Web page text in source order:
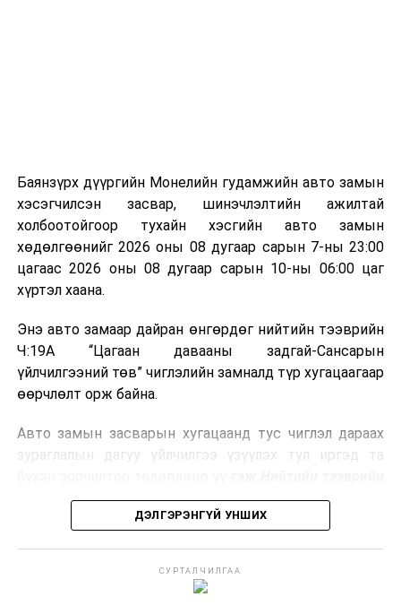
болон дулааны эрчим хүч үйлдвэрлэхэд ашиглаж
болдог. Зарим технологийн хувьд шаталтын дараа
үлдэх үнснээс фосфор зэрэг ашигт эрдсийг сэргээн
авах боломжтой аж.
байна. Тухайлбал, Германд лаг шатаах үйлдвэрээс
гарсан үнснээс фосфор сэргээн авах технологи
ашигладаг бол Нидерландад төвлөрсөн лаг
боловсруулах үйлдвэрүүдээр дулаан, цахилгаан
Ийнхүү лаг хатаах, шатаах технологийг лагийн
улсад өргөн ашиглаж байна.
Баянзүрх дүүргийн Монелийн гудамжийн авто замын
хэсэгчилсэн засвар, шинэчлэлтийн ажилтай
холбоотойгоор тухайн хэсгийн авто замын
хөдөлгөөнийг 2026 оны 08 дугаар сарын 7-ны 23:00
цагаас 2026 оны 08 дугаар сарын 10-ны 06:00 цаг
хүртэл хаана.
Энэ авто замаар дайран өнгөрдөг нийтийн тээврийн
Ч:19А “Цагаан давааны задгай-Сансарын
үйлчилгээний төв” чиглэлийн замналд түр хугацаагаар
өөрчлөлт орж байна.
Авто замын засварын хугацаанд тус чиглэл дараах
зураглалын дагуу үйлчилгээ үзүүлэх тул иргэд та
бодлогын газраас мэдээллээ.
ДЭЛГЭРЭНГҮЙ УНШИХ
СУРТАЛЧИЛГАА